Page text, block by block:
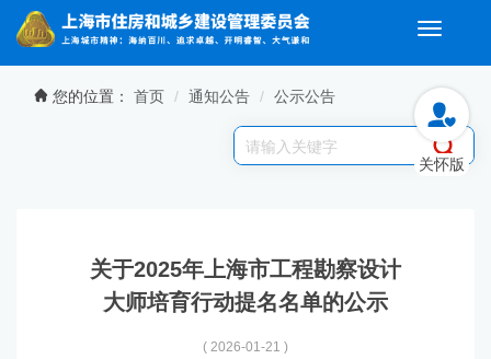
无障碍操作说明 跳转到网站导航区 跳转到主要内容区域
Toggle
您的位置： 首页 通知公告 公示公告
关于2025年上海市工程勘察设计
大师培育行动提名名单的公示
( 2026-01-21 )
关怀版